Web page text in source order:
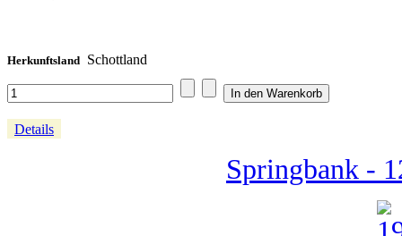
Herkunftsland Schottland
Details
Springbank -